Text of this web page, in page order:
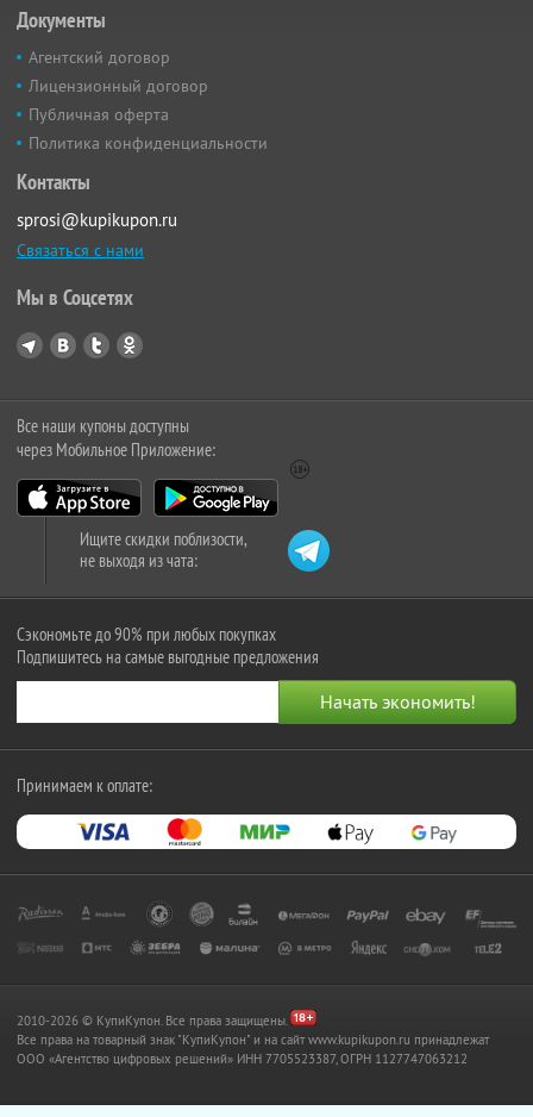
Документы
Агентский договор
Лицензионный договор
Публичная оферта
Политика конфиденциальности
Контакты
sprosi@kupikupon.ru
Связаться с нами
Мы в Соцсетях
Все наши купоны доступны
через Мобильное Приложение:
Ищите скидки поблизости,
не выходя из чата:
Сэкономьте до 90% при любых покупках
Подпишитесь на самые выгодные предложения
Принимаем к оплате:
2010-2026 © КупиКупон. Все права защищены.
Все права на товарный знак "КупиКупон" и на сайт www.kupikupon.ru принадлежат
OOO «Агентство цифровых решений» ИНН 7705523387, ОГРН 1127747063212